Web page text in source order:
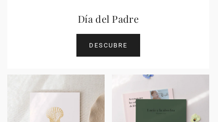
Día del Padre
DESCUBRE